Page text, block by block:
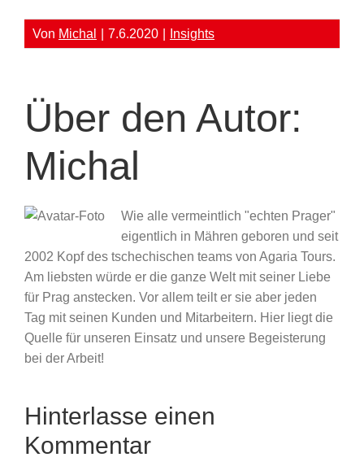
Von Michal 7.6.2020 Insights
Über den Autor:
Michal
Wie alle vermeintlich "echten Prager"
eigentlich in Mähren geboren und seit
2002 Kopf des tschechischen teams von Agaria Tours.
Am liebsten würde er die ganze Welt mit seiner Liebe
für Prag anstecken. Vor allem teilt er sie aber jeden
Tag mit seinen Kunden und Mitarbeitern. Hier liegt die
Quelle für unseren Einsatz und unsere Begeisterung
bei der Arbeit!
Hinterlasse einen
Kommentar